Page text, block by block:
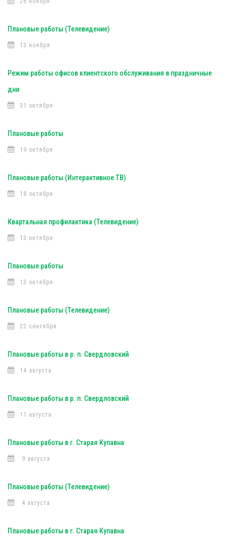
Плановые работы (Телевидение)
13 ноября
Режим работы офисов клиентского обслуживания в праздничные
дни
31 октября
Плановые работы
19 октября
Плановые работы (Интерактивное ТВ)
18 октября
Квартальная профилактика (Телевидение)
13 октября
Плановые работы
13 октября
Плановые работы (Телевидение)
22 сентября
Плановые работы в р. п. Свердловский
14 августа
Плановые работы в р. п. Свердловский
11 августа
Плановые работы в г. Старая Купавна
9 августа
Плановые работы (Телевидение)
4 августа
Плановые работы в г. Старая Купавна